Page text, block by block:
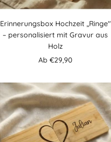
Erinnerungsbox Hochzeit „Ringe"
– personalisiert mit Gravur aus
Holz
Angebotspreis
Ab €29,90